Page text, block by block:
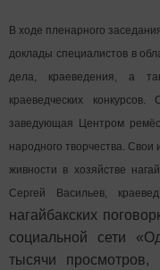
В ходе пленарного
доклады специалистов в
дела, краеведения, а
краеведческих
заведующая Центром
народного творчества.
живности в хозяйстве
Сергей Васильев,
нагайбакских
социальной сети
тысячи